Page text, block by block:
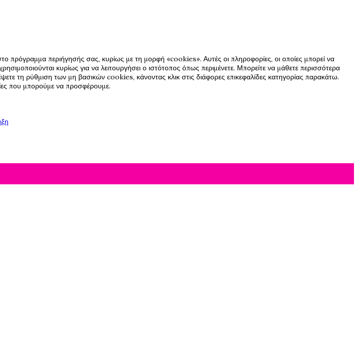
πρόγραμμα περιήγησής σας, κυρίως με τη μορφή «cookies». Αυτές οι πληροφορίες, οι οποίες μπορεί να
κυρίως για να λειτουργήσει ο ιστότοπος όπως περιμένετε. Μπορείτε να μάθετε περισσότερα
τη ρύθμιση των μη βασικών cookies, κάνοντας κλικ στις διάφορες επικεφαλίδες κατηγορίας παρακάτω.
που μπορούμε να προσφέρουμε.